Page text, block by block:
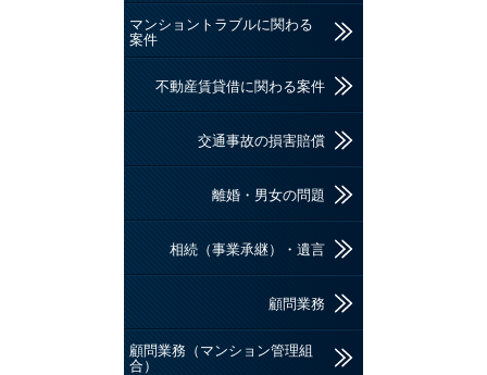
マンショントラブルに関わる
案件
不動産賃貸借に関わる案件
交通事故の損害賠償
離婚・男女の問題
相続（事業承継）・遺言
顧問業務
顧問業務（マンション管理組
合）